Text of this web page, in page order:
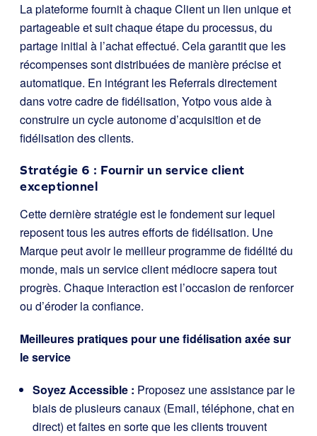
La plateforme fournit à chaque Client un lien unique et
partageable et suit chaque étape du processus, du
partage initial à l’achat effectué. Cela garantit que les
récompenses sont distribuées de manière précise et
automatique. En intégrant les Referrals directement
dans votre cadre de fidélisation, Yotpo vous aide à
construire un cycle autonome d’acquisition et de
fidélisation des clients.
Stratégie 6 : Fournir un service client
exceptionnel
Cette dernière stratégie est le fondement sur lequel
reposent tous les autres efforts de fidélisation. Une
Marque peut avoir le meilleur programme de fidélité du
monde, mais un service client médiocre sapera tout
progrès. Chaque interaction est l’occasion de renforcer
ou d’éroder la confiance.
Meilleures pratiques pour une fidélisation axée sur
le service
Soyez Accessible : Proposez une assistance par le
biais de plusieurs canaux (Email, téléphone, chat en
direct) et faites en sorte que les clients trouvent